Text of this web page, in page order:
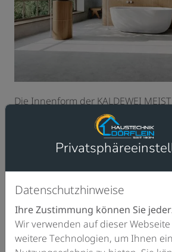
Die Innenform der KALDEWEI
DUO bietet durch die langjährige
KALDEWEI gleichzeitig höchsten
Möglichkeit für einen
der Ressource Wasser. Ihre
Vorstellung von Eleganz,
Natürlichkeit. Das Egg-Shape-
gerade erst den Boden berührt,
schweben scheint und dabei
Spannung steht. So ist sie
Datenschutzhinweise
Ihre Zustimmung können Sie
Wir verwenden auf dieser
weitere Technologien, um Ihnen